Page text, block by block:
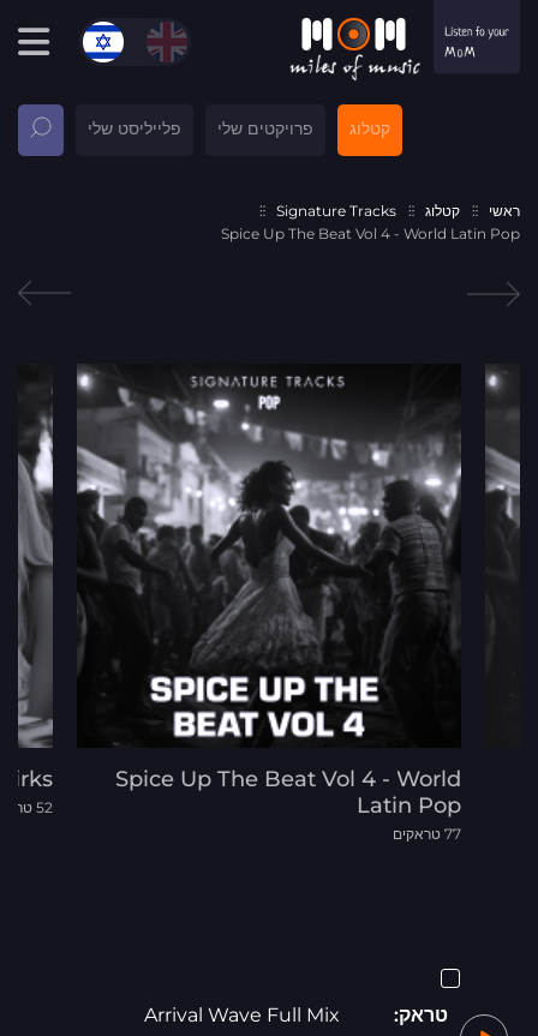
קטלוג פרויקטים שלי פלייליסט שלי
ראשי קטלוג
Signature Tracks
Spice Up The Beat Vol 4 - World Latin Pop
Spice Up The Beat Vol 4 - World
Latin Pop
77 טראקים
52 טראקים
טראק:
Arrival Wave Full Mix